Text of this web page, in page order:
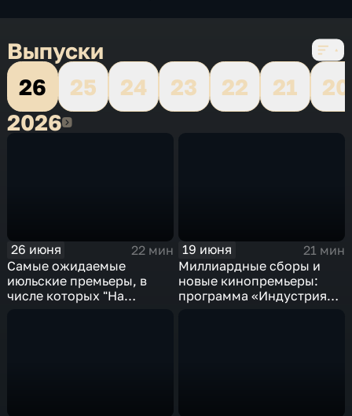
Выпуски
26
25 24 23 22 21
20
20262026
26 июня
22 мин
Самые ожидаемые
июльские премьеры, в
числе которых "На
19 июня
21 мин
Миллиардные сборы и
новые кинопремьеры:
программа «Индустрия